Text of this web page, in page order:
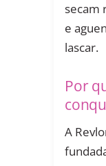
secam
e
lascar.
Por
A